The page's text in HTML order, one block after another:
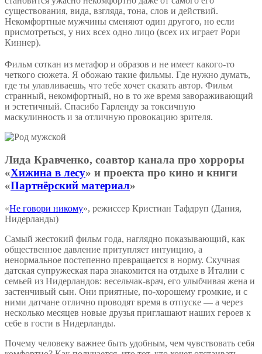
существования, вида, взгляда, тона, слов и действий.
Некомфортные мужчины сменяют один другого, но если
присмотреться, у них всех одно лицо (всех их играет Рори
Киннер).
Фильм соткан из метафор и образов и не имеет какого-то
четкого сюжета. Я обожаю такие фильмы. Где нужно думать,
где ты улавливаешь, что тебе хочет сказать автор. Фильм
странный, некомфортный, но в то же время завораживающий
и эстетичный. Спасибо Гарленду за токсичную
маскулинность и за отличную провокацию зрителя.
Лида Кравченко, соавтор канала про хорроры
«Хижина в лесу» и проекта про кино и книги
«Партнёрский материал»
«Не говори никому», режиссер Кристиан Тафдруп (Дания,
Нидерланды)
Самый жестокий фильм года, наглядно показывающий, как
общественное давление притупляет интуицию, а
ненормальное постепенно превращается в норму. Скучная
датская супружеская пара знакомится на отдыхе в Италии с
семьей из Нидерландов: весельчак-врач, его улыбчивая жена и
застенчивый сын. Они приятные, по-хорошему громкие, и с
ними датчане отлично проводят время в отпуске — а через
несколько месяцев новые друзья приглашают наших героев к
себе в гости в Нидерланды.
Почему человеку важнее быть удобным, чем чувствовать себя